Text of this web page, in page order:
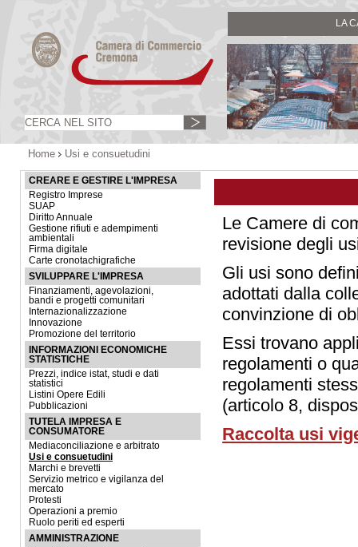
LA
Home Usi e consuetudini
CREARE E GESTIRE L'IMPRESA
Registro Imprese
SUAP
Diritto Annuale
Gestione rifiuti e adempimenti
ambientali
Firma digitale
Carte cronotachigrafiche
SVILUPPARE L'IMPRESA
Finanziamenti, agevolazioni,
bandi e progetti comunitari
Internazionalizzazione
Innovazione
Promozione del territorio
INFORMAZIONI ECONOMICHE
STATISTICHE
Prezzi, indice istat, studi e dati
statistici
Listini Opere Edili
Pubblicazioni
TUTELA IMPRESA E
CONSUMATORE
Mediaconciliazione e arbitrato
Usi e consuetudini
Marchi e brevetti
Servizio metrico e vigilanza del
mercato
Protesti
Operazioni a premio
Ruolo periti ed esperti
AMMINISTRAZIONE
Le Camere di
revisione degli
Gli usi sono
adottati dalla
convinzione di
Essi trovano
regolamenti o
regolamenti
(articolo 8,
Raccolta usi